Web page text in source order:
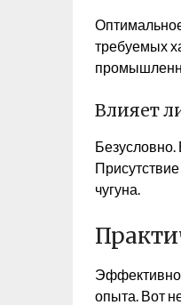
требуемых
Влияет
чугуна.
опыта. Вот